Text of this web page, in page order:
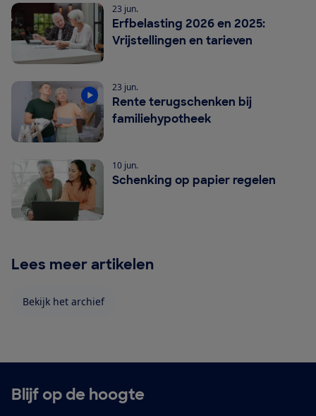
Erfbelasting 2026 en 2025:
Vrijstellingen en tarieven
23 jun.
Rente terugschenken bij
familiehypotheek
23 jun.
Schenking op papier regelen
10 jun.
Lees meer artikelen
Bekijk het archief
Blijf op de hoogte